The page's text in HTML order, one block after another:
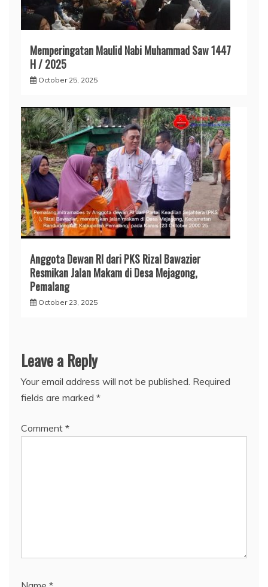
Memperingatan Maulid Nabi Muhammad Saw 1447
H / 2025
October 25, 2025
Anggota Dewan RI dari PKS Rizal Bawazier
Resmikan Jalan Makam di Desa Mejagong,
Pemalang
October 23, 2025
Leave a Reply
Your email address will not be published. Required
fields are marked *
Comment *